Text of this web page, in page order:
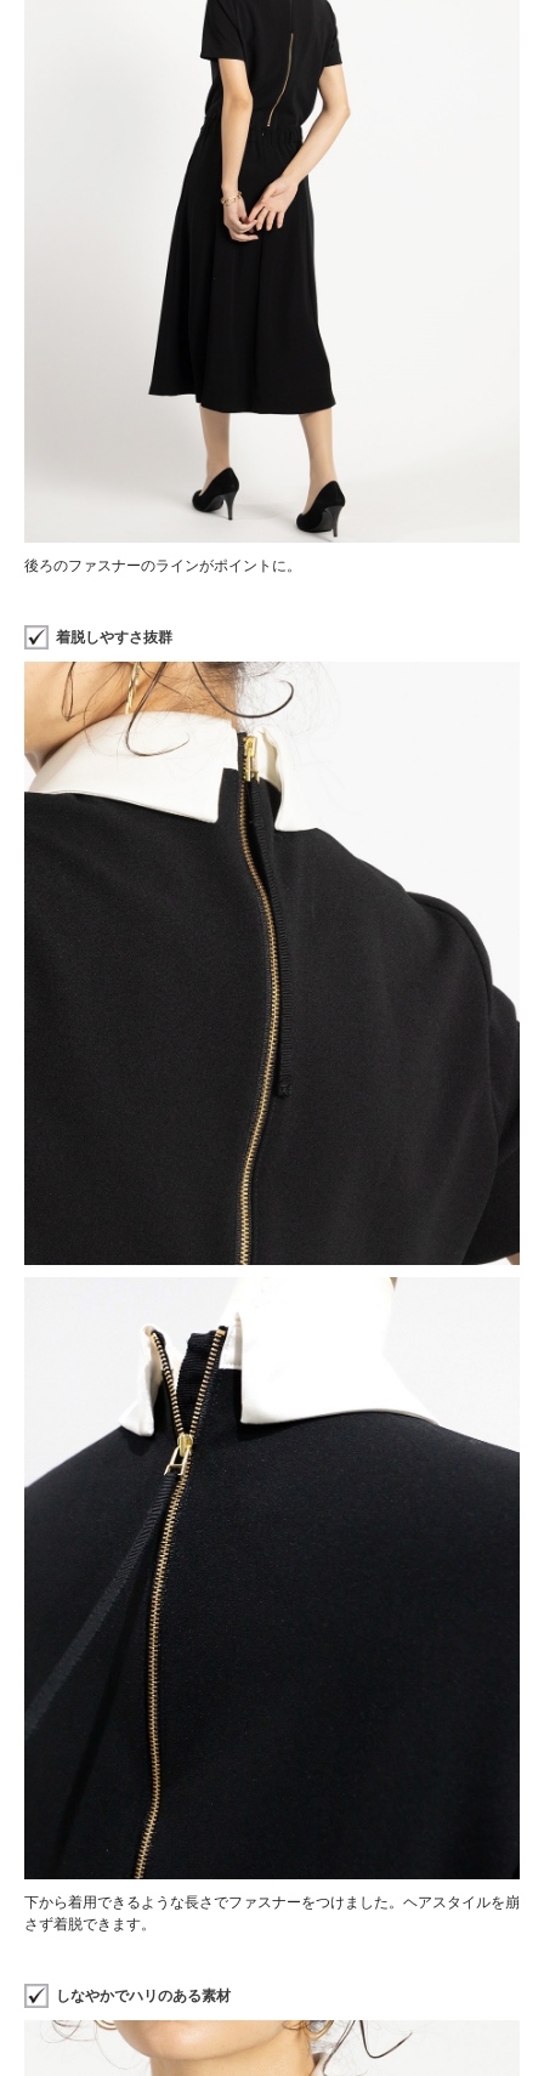
後ろのファスナーのラインがポイントに。
着脱しやすさ抜群
下から着用できるような長さでファスナーをつけました。ヘアスタイルを崩
さず着脱できます。
しなやかでハリのある素材